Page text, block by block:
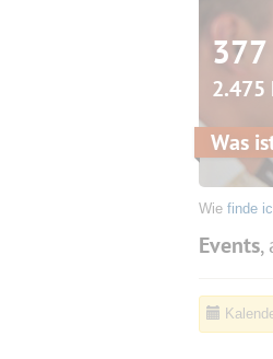
Was
Wie finde
Events,